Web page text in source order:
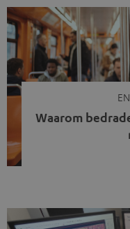
Waarom
tegenwoordig iets